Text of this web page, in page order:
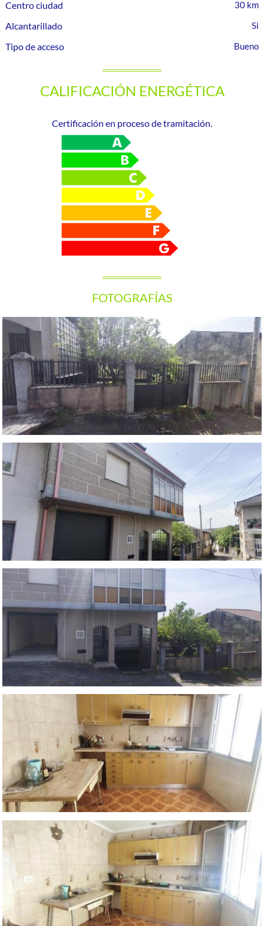
Centro ciudad 30 km
Alcantarillado
Tipo de acceso
Bueno
CALIFICACIÓN ENERGÉTICA
Certificación en proceso de tramitación.
FOTOGRAFÍAS